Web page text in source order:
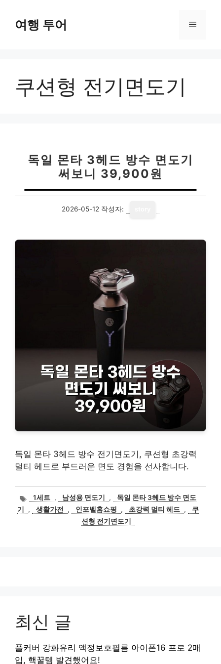
여행 투어 메
쿠션형 전기면도기
독일 몬타 3헤드 방수 면도기
써보니 39,900원
2026-05-12 작성자:
독일 몬타 3헤드 방수 전기면도기, 쿠션형 초강력
멀티 헤드로 부드러운 면도 경험을 선사합니다.
태1세트 , 남성용 면도기 ,
독일 몬타 3헤드 방수 면도
기
, 생활가전 , 인포벨홈쇼핑 , 초강력 멀티 헤드 ,
쿠
션형 전기면도기
최신 글
풀커버 강화유리 액정보호필름 아이폰16 프로 2매
입, 핵꿀템 발견했어요!